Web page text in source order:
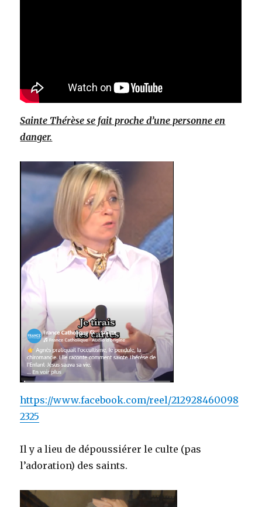
Sainte Thérèse se fait proche d’une personne en
danger.
https://www.facebook.com/reel/212928460098
2325
Il y a lieu de dépoussiérer le culte (pas
l’adoration) des saints.